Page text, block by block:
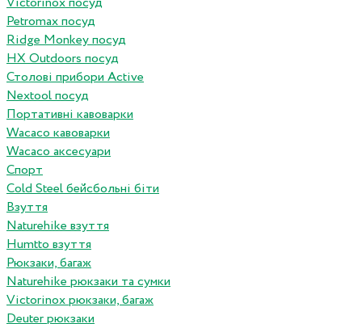
Petromax посуд
Ridge Monkey посуд
HX Outdoors посуд
Столові прибори Active
Nextool посуд
Портативні кавоварки
Wacaco кавоварки
Wacaco аксесуари
Спорт
Cold Steel бейсбольні біти
Взуття
Naturehike взуття
Humtto взуття
Рюкзаки, багаж
Naturehike рюкзаки та сумки
Victorinox рюкзаки, багаж
Deuter рюкзаки